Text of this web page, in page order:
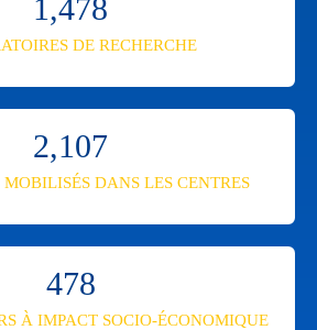
DE RECHERCHE
1,478
MOBILISÉS DANS LES CENTRES
2,107
À IMPACT SOCIO-ÉCONOMIQUE
478